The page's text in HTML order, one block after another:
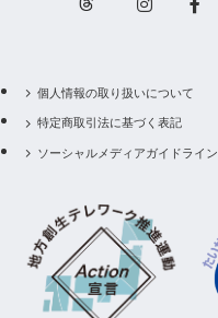
個人情報の取り扱いについて
特定商取引法に基づく表記
ソーシャルメディアガイドライン